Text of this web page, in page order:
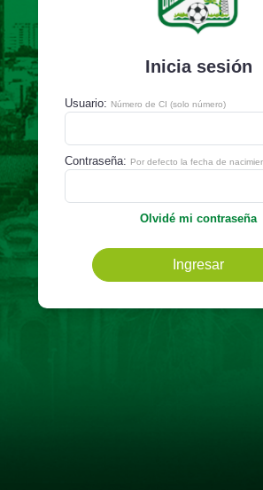
Inicia sesión
Usuario: Número de CI (solo número)
Contraseña: Por defecto la fecha de
Olvidé mi contraseña
Ingresar